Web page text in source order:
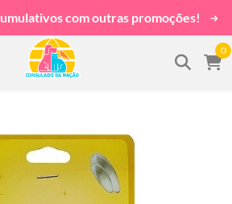
com outras promoções!
0